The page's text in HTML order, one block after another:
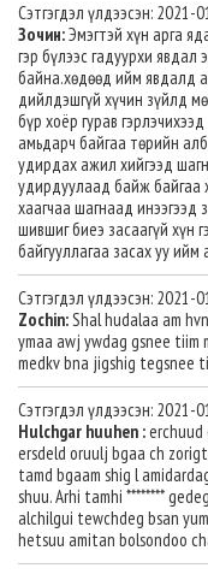
Сэтгэгдэл үлдээсэн: 2021-
Зочин:Эмэгтэй хүн арга
гэр бүлээс гадуурхи
байна.хөдөөд ийм явдалд
дийлдэшгүй хүчин зүйлд
бүр хоёр гурав
амьдарч байгаа төрийн
удирдах ажил хийгээд
удирдуулаад байж байгаа
хаагчаа шагнаад инээгээд
шившиг биеэ засаагүй хүн
байгууллагаа засах уу
Сэтгэгдэл үлдээсэн: 2021-
Zochin:Shal hudalaa am
ymaa awj ywdag gsnee tiim
medkv bna jigshig tegsnee
Сэтгэгдэл үлдээсэн: 2021-
Hulchgar huuhen :
ersdeld oruulj bgaa ch
tamd bgaam shig l
shuu. Arhi tamhi ********
alchilgui tewchdeg bsan
hetsuu amitan bolsondoo